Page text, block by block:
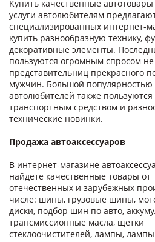
Купить качественные автотовары
услуги автолюбителям
специализированных интернет-
купить разнообразную технику,
декоративные элементы.
пользуются огромным спросом не
представительниц прекрасного
мужчин. Большой популярностью
автолюбителей также пользуются
транспортным средством и
технические новинки.
Продажа автоаксессуаров
В интернет-магазине
найдете качественные товары от
отечественных и зарубежных
числе: шины, грузовые шины,
диски, подбор шин по авто,
трансмиссионные масла, щетки
стеклоочистителей, лампы,